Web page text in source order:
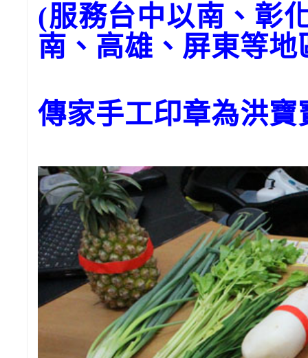
(服務台中以南、彰
南、高雄、屏東等地
傳家手工印章為洪